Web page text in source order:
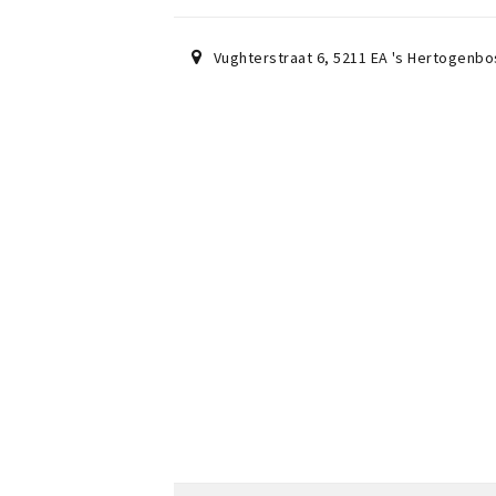
Vughterstraat 6,5211 EA 's